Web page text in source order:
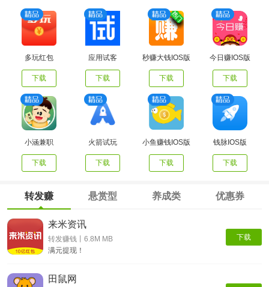
多玩红包
下载
应用试客
下载
秒赚大钱IOS版
下载
今日赚IOS版
下载
小涵兼职
下载
火箭试玩
下载
小鱼赚钱IOS版
下载
钱脉IOS版
下载
转发赚 悬赏型 养成类 优惠券
下载
来米资讯
转发赚钱丨6.8M MB
满元提现！
田鼠网